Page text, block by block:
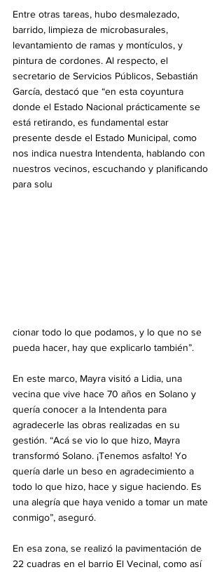
Entre otras tareas, hubo desmalezado,
barrido, limpieza de microbasurales,
levantamiento de ramas y montículos, y
pintura de cordones. Al respecto, el
secretario de Servicios Públicos, Sebastián
García, destacó que “en esta coyuntura
donde el Estado Nacional prácticamente se
está retirando, es fundamental estar
presente desde el Estado Municipal, como
nos indica nuestra Intendenta, hablando con
nuestros vecinos, escuchando y planificando
para solu
cionar todo lo que podamos, y lo que no se
pueda hacer, hay que explicarlo también”.
En este marco, Mayra visitó a Lidia, una
vecina que vive hace 70 años en Solano y
quería conocer a la Intendenta para
agradecerle las obras realizadas en su
gestión. “Acá se vio lo que hizo, Mayra
transformó Solano. ¡Tenemos asfalto! Yo
quería darle un beso en agradecimiento a
todo lo que hizo, hace y sigue haciendo. Es
una alegría que haya venido a tomar un mate
conmigo”, aseguró.
En esa zona, se realizó la pavimentación de
22 cuadras en el barrio El Vecinal, como así